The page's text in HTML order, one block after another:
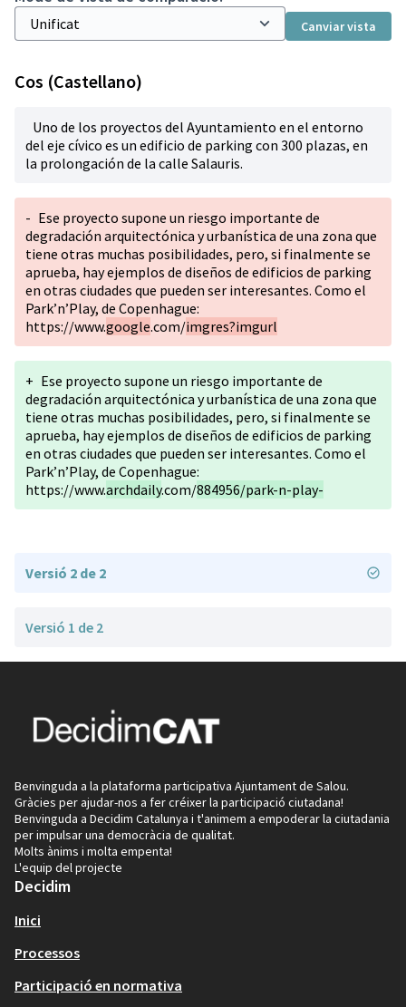
Canviar vista
Cos (Castellano)
Uno de los proyectos del Ayuntamiento en el entorno
del eje cívico es un edificio de parking con 300 plazas, en
la prolongación de la calle Salauris.
- Ese proyecto supone un riesgo importante de
degradación arquitectónica y urbanística de una zona que
tiene otras muchas posibilidades, pero, si finalmente se
aprueba, hay ejemplos de diseños de edificios de parking
en otras ciudades que pueden ser interesantes. Como el
Park’n’Play, de Copenhague:
https://www.google.com/imgres?imgurl
+ Ese proyecto supone un riesgo importante de
degradación arquitectónica y urbanística de una zona que
tiene otras muchas posibilidades, pero, si finalmente se
aprueba, hay ejemplos de diseños de edificios de parking
en otras ciudades que pueden ser interesantes. Como el
Park’n’Play, de Copenhague:
https://www.archdaily.com/884956/park-n-play-
Versió 2 de 2
Versió 1 de 2
Benvinguda a la plataforma participativa Ajuntament de Salou.
Gràcies per ajudar-nos a fer créixer la participació ciutadana!
Benvinguda a Decidim Catalunya i t'animem a empoderar la ciutadania
per impulsar una democràcia de qualitat.
Molts ànims i molta empenta!
L'equip del projecte
Decidim
Inici
Processos
Participació en normativa